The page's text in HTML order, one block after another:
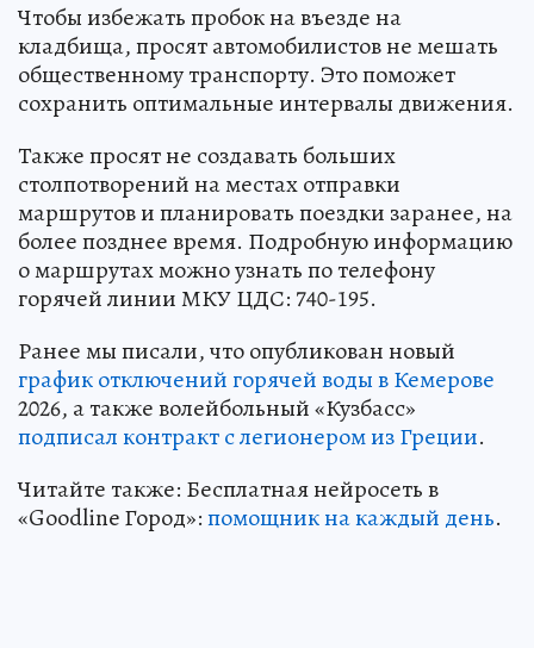
Чтобы избежать пробок на въезде на
кладбища, просят автомобилистов не мешать
общественному транспорту. Это поможет
сохранить оптимальные интервалы движения.
Также просят не создавать больших
столпотворений на местах отправки
маршрутов и планировать поездки заранее, на
более позднее время. Подробную информацию
о маршрутах можно узнать по телефону
горячей линии МКУ ЦДС: 740-195.
Ранее мы писали, что опубликован новый
график отключений горячей воды в Кемерове
2026, а также волейбольный «Кузбасс»
подписал контракт с легионером из Греции.
Читайте также: Бесплатная нейросеть в
«Goodline Город»:помощник на каждый день.